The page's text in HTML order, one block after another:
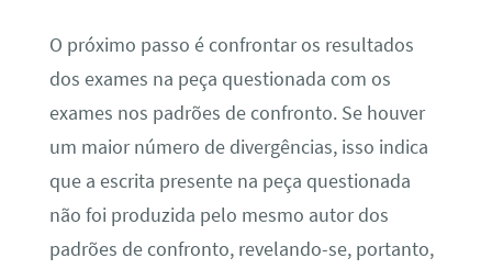
O próximo passo é confrontar os resultados
dos exames na peça questionada com os
exames nos padrões de confronto. Se houver
um maior número de divergências, isso indica
que a escrita presente na peça questionada
não foi produzida pelo mesmo autor dos
padrões de confronto, revelando-se, portanto,